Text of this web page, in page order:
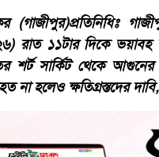
(গাজীপুর)প্রতিনিধিঃ
রাত ১১টার দিকে
শর্ট সার্কিট থেকে
না হলেও ক্ষতিগ্রস্তদের